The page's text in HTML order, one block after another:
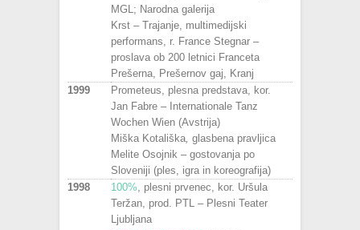
MGL; Narodna galerija
Krst – Trajanje, multimedijski
performans, r. France Stegnar –
proslava ob 200 letnici Franceta
Prešerna, Prešernov gaj, Kranj
1999
Prometeus, plesna predstava, kor.
Jan Fabre – Internationale Tanz
Wochen Wien (Avstrija)
Miška Kotališka glasbena pravljica
Melite Osojnik – gostovanja po
Sloveniji (ples, igra in koreografija)
1998
100% , plesni prvenec, kor. Uršula
Teržan, prod. PTL – Plesni Teater
Ljubljana